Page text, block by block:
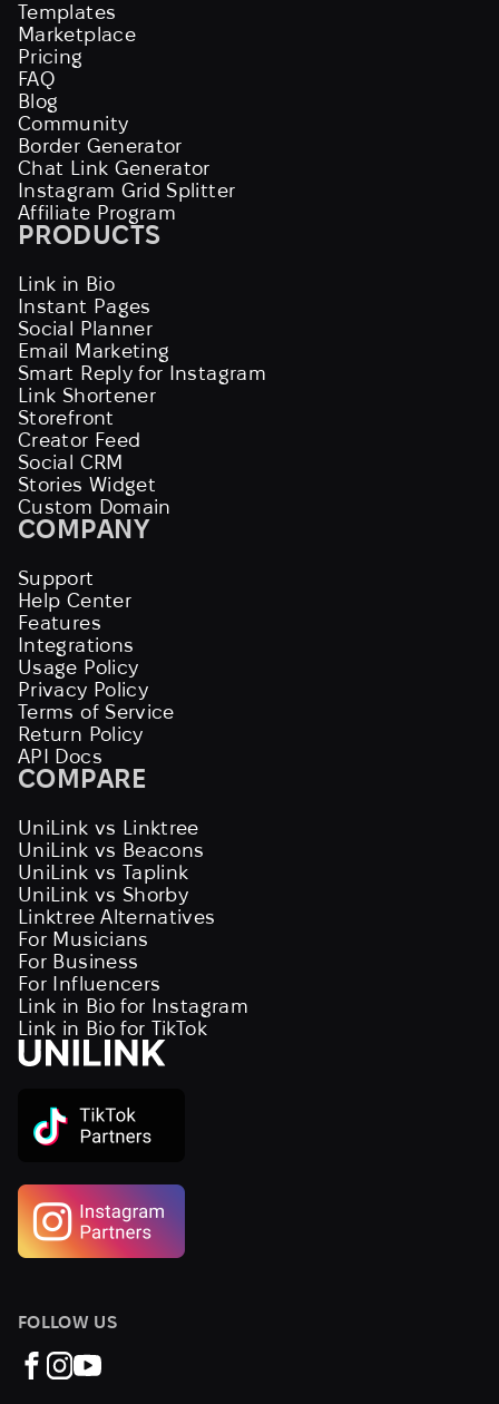
Templates
Marketplace
Pricing
FAQ
Blog
Community
Border Generator
Chat Link Generator
Instagram Grid Splitter
Affiliate Program
PRODUCTS
Link in Bio
Instant Pages
Social Planner
Email Marketing
Smart Reply for Instagram
Link Shortener
Storefront
Creator Feed
Social CRM
Stories Widget
Custom Domain
COMPANY
Support
Help Center
Features
Integrations
Usage Policy
Privacy Policy
Terms of Service
Return Policy
API Docs
COMPARE
UniLink vs Linktree
UniLink vs Beacons
UniLink vs Taplink
UniLink vs Shorby
Linktree Alternatives
For Musicians
For Business
For Influencers
Link in Bio for Instagram
Link in Bio for TikTok
FOLLOW US